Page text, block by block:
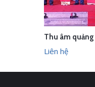
LIÊN HỆ
Liên hệ